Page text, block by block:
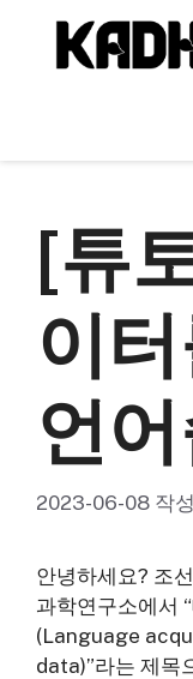
[튜
이
언
2023-06-08 작
안녕하세요? 조
과학연구소에서
(Language
data)”라는 제목